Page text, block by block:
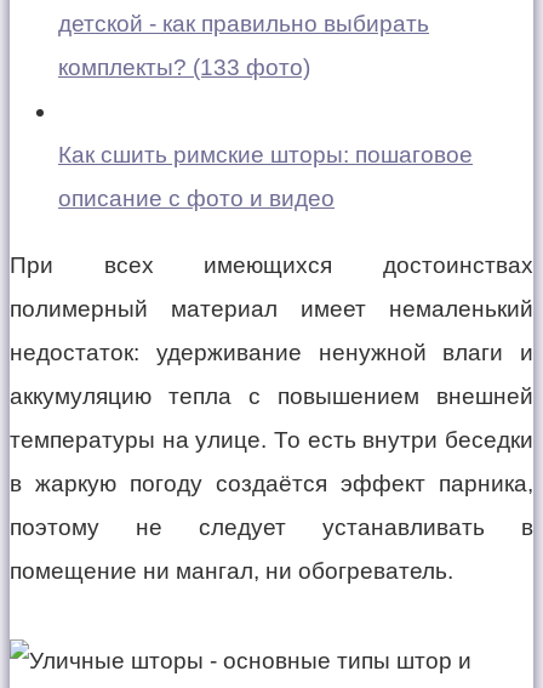
детской - как правильно выбирать
комплекты? (133 фото)
Как сшить римские шторы: пошаговое
описание с фото и видео
При всех имеющихся достоинствах
полимерный материал имеет немаленький
недостаток: удерживание ненужной влаги и
аккумуляцию тепла с повышением внешней
температуры на улице. То есть внутри беседки
в жаркую погоду создаётся эффект парника,
поэтому не следует устанавливать в
помещение ни мангал, ни обогреватель.